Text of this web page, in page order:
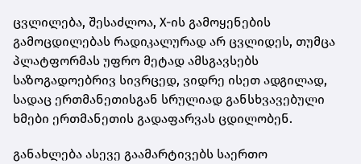
ცვლილება, შესაძლოა, X-ის გამოყენების
გამოცდილებას რადიკალურად არ ცვლიდეს, თუმცა
პლატფორმას უფრო მეტად ამსგავსებს
საზოგადოებრივ სივრცედ, ვიდრე ისეთ ადგილად,
სადაც ერთმანეთისგან სრულიად განსხვავებული
ხმები ერთმანეთის გადაფარვას ცდილობენ.
განახლება ასევე გაამარტივებს საერთო